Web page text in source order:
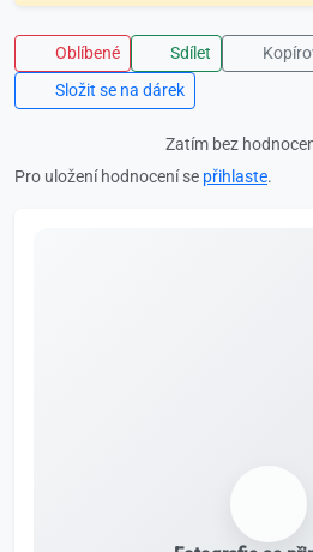
Oblíbené Sdílet
Složit se na dárek
Zatím bez
Pro uložení hodnocení se přihlaste.